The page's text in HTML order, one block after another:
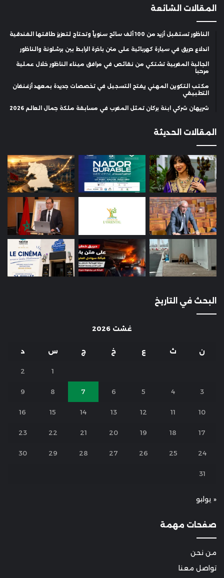
المقالات الشائعة
الناظور تستقبل أزيد من 100 ألف سائح سنوياً وتحتاج لتعزيز طاقتها الفندقية
اندلاع حريق في سيارة كهربائية على متن باخرة الرابط بين برشلونة والناظور
الجالية المغربية تشتكي من نقائص في مرافق ميناء الناظور خلال عملية
مرحبا
مكتب التكوين المهني يفتح التسجيل في تخصصات جديدة بمعهد أزغنغان
التطبيقي
شريهان شركي ابنة بركان تمثل المغرب في مسابقة ملكة جمال العالم 2026
المقالات الحديثة
البحث في التاريخ
غشت 2026
ن ث ع خ ج س د
1
2
3
4
5
6
7
8
9
10
11
12
13
14
15
16
17
18
19
20
21
22
23
24
25
26
27
28
29
30
31
« يوليو
صفحات مهمة
من نحن
تواصل معنا